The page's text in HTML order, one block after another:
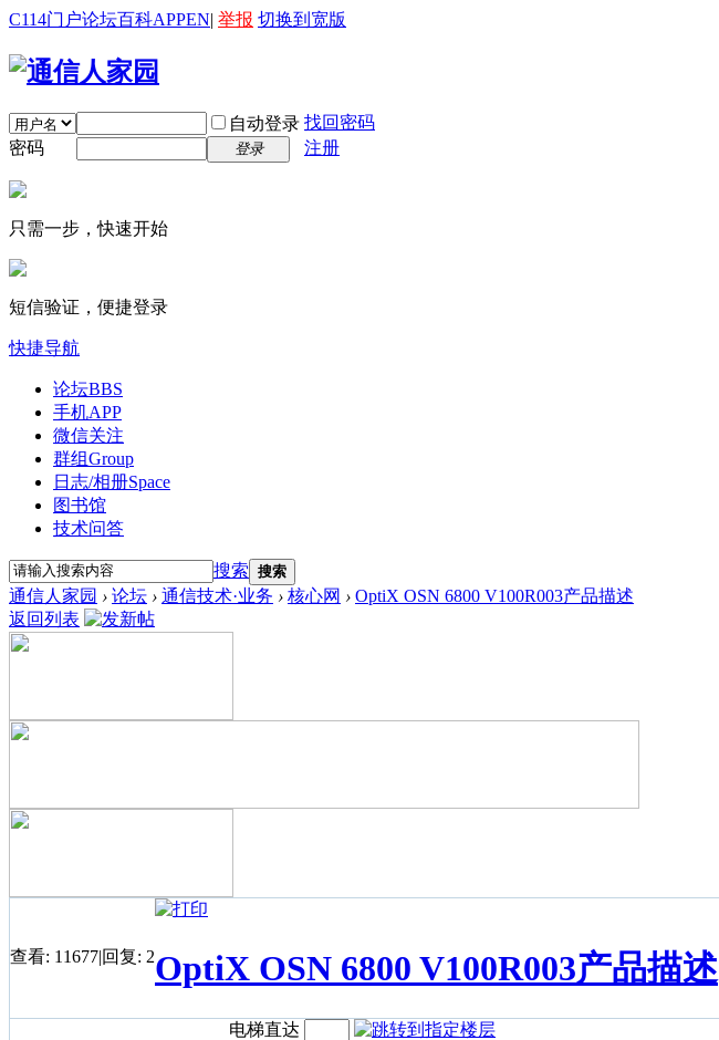
C114门户论坛百科APPEN| 举报 切换到宽版
自动登录 找回密码
密码
登录 注册
只需一步，快速开始
短信验证，便捷登录
快捷导航
论坛BBS
手机APP
微信关注
群组Group
日志/相册Space
图书馆
技术问答
搜索 搜索
通信人家园 › 论坛 › 通信技术·业务 › 核心网 › OptiX OSN 6800 V100R003产品描述
返回列表
查看: 11677|回复: 2OptiX OSN 6800 V100R003产品描述
电梯直达